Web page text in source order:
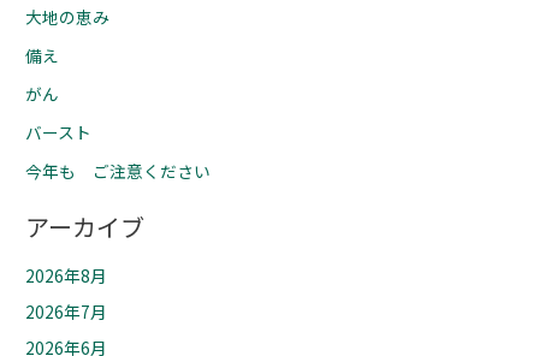
大地の恵み
備え
がん
バースト
今年も ご注意ください
アーカイブ
2026年8月
2026年7月
2026年6月